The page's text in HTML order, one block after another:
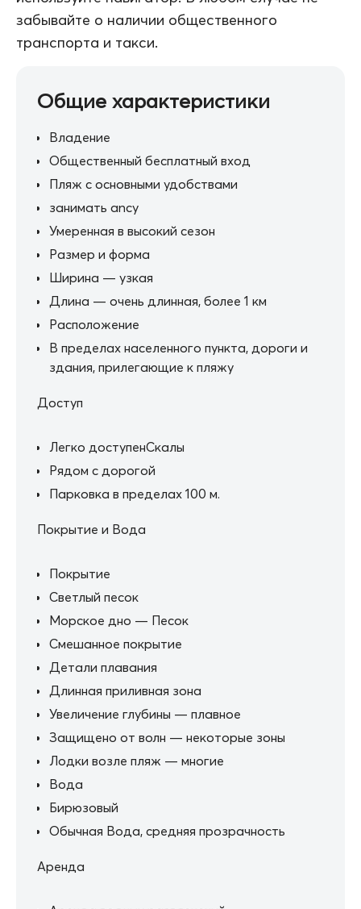
забывайте о наличии общественного
транспорта и такси.
Общие характеристики
Владение
Общественный бесплатный вход
Пляж с основными удобствами
занимать ancy
Умеренная в высокий сезон
Размер и форма
Ширина — узкая
Длина — очень длинная, более 1 км
Расположение
В пределах населенного пункта, дороги и
здания, прилегающие к пляжу
Доступ
Легко доступенСкалы
Рядом с дорогой
Парковка в пределах 100 м.
Покрытие и Вода
Покрытие
Светлый песок
Морское дно — Песок
Смешанное покрытие
Детали плавания
Длинная приливная зона
Увеличение глубины — плавное
Защищено от волн — некоторые зоны
Лодки возле пляж — многие
Вода
Бирюзовый
Обычная Вода, средняя прозрачность
Аренда